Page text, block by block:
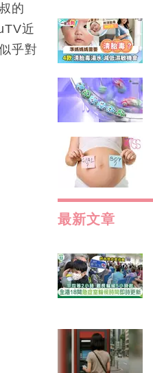
的
近
乎對
最新文章